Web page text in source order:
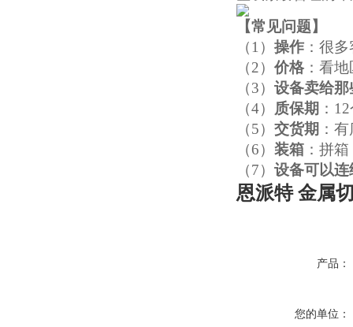
【常见问题】
（1） 操作 ：很
（2） 价格 ：看
（3） 设备卖给那
（4） 质保期 ：
（5） 交货期 ：
（6） 装箱 ：拼箱
（7） 设备可以
恩派特 金属
产品：
您的单位：